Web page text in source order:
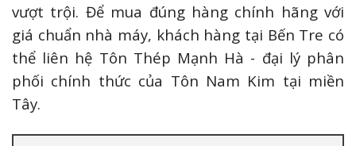
vượt trội. Để mua đúng hàng chính hãng với
giá chuẩn nhà máy, khách hàng tại Bến Tre có
thể liên hệ Tôn Thép Mạnh Hà - đại lý phân
phối chính thức của Tôn Nam Kim tại miền
Tây.